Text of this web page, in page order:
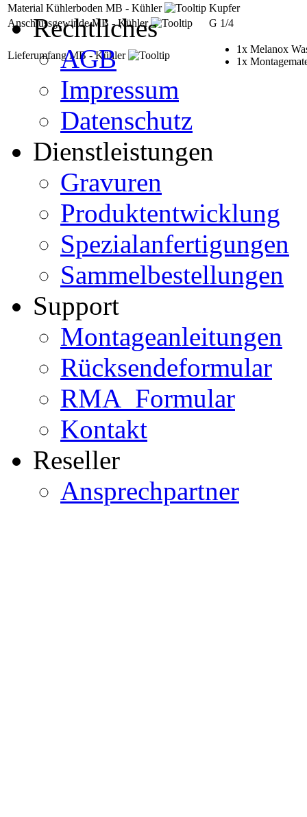
Material Kühlerboden MB - Kühler
Kupfer
Anschlussgewinde MB - Kühler
G 1/4
Lieferumfang MB - Kühler
1x Melanox
1x
Rechtliches
AGB
Impressum
Datenschutz
Dienstleistungen
Gravuren
Produktentwicklung
Spezialanfertigungen
Sammelbestellungen
Support
Montageanleitungen
Rücksendeformular
RMA_Formular
Kontakt
Reseller
Ansprechpartner